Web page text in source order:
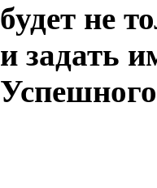
будет не
и задать